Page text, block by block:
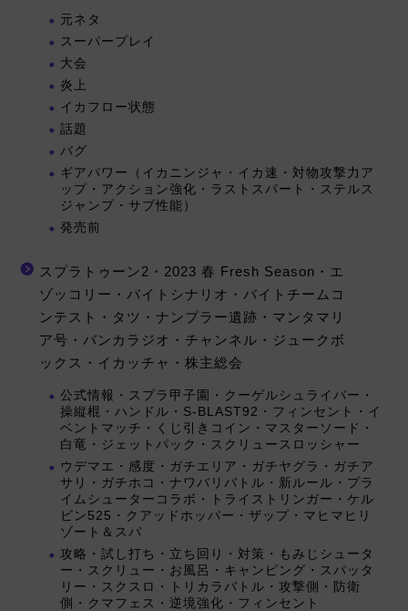
元ネタ
スーパープレイ
大会
炎上
イカフロー状態
話題
バグ
ギアパワー（イカニンジャ・イカ速・対物攻撃力ア
ップ・アクション強化・ラストスパート・ステルス
ジャンプ・サブ性能）
発売前
スプラトゥーン2・2023 春 Fresh Season・エ
ゾッコリー・バイトシナリオ・バイトチームコ
ンテスト・タツ・ナンプラー遺跡・マンタマリ
ア号・バンカラジオ・チャンネル・ジュークボ
ックス・イカッチャ・株主総会
公式情報・スプラ甲子園・クーゲルシュライバー・
操縦棍・ハンドル・S-BLAST92・フィンセント・イ
ベントマッチ・くじ引きコイン・マスターソード・
白竜・ジェットパック・スクリュースロッシャー
ウデマエ・感度・ガチエリア・ガチヤグラ・ガチア
サリ・ガチホコ・ナワバリバトル・新ルール・プラ
イムシューターコラボ・トライストリンガー・ケル
ビン525・クアッドホッパー・ザップ・マヒマヒリ
ゾート＆スパ
攻略・試し打ち・立ち回り・対策・もみじシュータ
ー・スクリュー・お風呂・キャンピング・スパッタ
リー・スクスロ・トリカラバトル・攻撃側・防衛
側・クマフェス・逆境強化・フィンセント